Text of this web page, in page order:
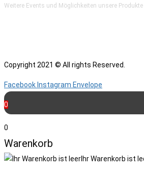
Weitere Events und Möglichkeiten unsere
Copyright 2021 © All rights Reserved.
Facebook Instagram Envelope
0
0
Warenkorb
Ihr Warenkorb ist